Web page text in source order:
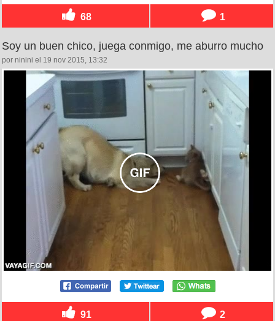
68 1
Soy un buen chico, juega conmigo, me aburro mucho
por ninini el 19 nov 2015, 13:32
91 2